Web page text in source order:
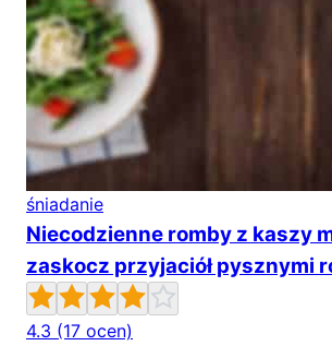
śniadanie
Niecodzienne romby z kaszy
zaskocz przyjaciół pysznymi
4.3 (17 ocen)